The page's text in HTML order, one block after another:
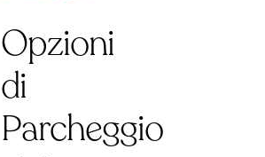
Opzioni
di
Parcheggio